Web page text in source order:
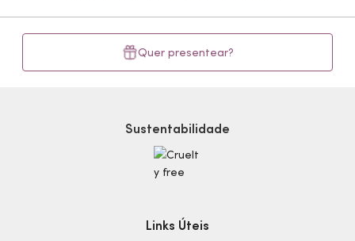
Quer presentear?
Sustentabilidade
Links Úteis